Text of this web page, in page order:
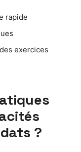
rapide
exercices
?